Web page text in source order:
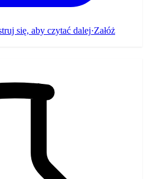
się, aby czytać dalej·Załóż